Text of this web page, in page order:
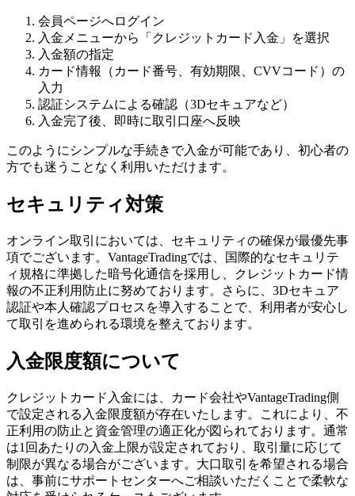
会員ページへログイン
入金メニューから「クレジットカード入金」を選択
入金額の指定
カード情報（カード番号、有効期限、CVVコード）の
入力
認証システムによる確認（3Dセキュアなど）
入金完了後、即時に取引口座へ反映
このようにシンプルな手続きで入金が可能であり、初心者の
方でも迷うことなく利用いただけます。
セキュリティ対策
オンライン取引においては、セキュリティの確保が最優先事
項でございます。VantageTradingでは、国際的なセキュリテ
ィ規格に準拠した暗号化通信を採用し、クレジットカード情
報の不正利用防止に努めております。さらに、3Dセキュア
認証や本人確認プロセスを導入することで、利用者が安心し
て取引を進められる環境を整えております。
入金限度額について
クレジットカード入金には、カード会社やVantageTrading側
で設定される入金限度額が存在いたします。これにより、不
正利用の防止と資金管理の適正化が図られております。通常
は1回あたりの入金上限が設定されており、取引量に応じて
制限が異なる場合がございます。大口取引を希望される場合
は、事前にサポートセンターへご相談いただくことで柔軟な